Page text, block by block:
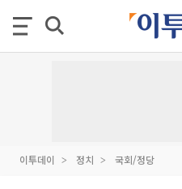
이투데이 정치 국회/정당